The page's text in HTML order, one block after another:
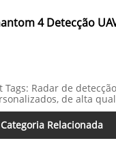
4 Detecção
Tags: Radar de
de alta
Categoria Relacionada